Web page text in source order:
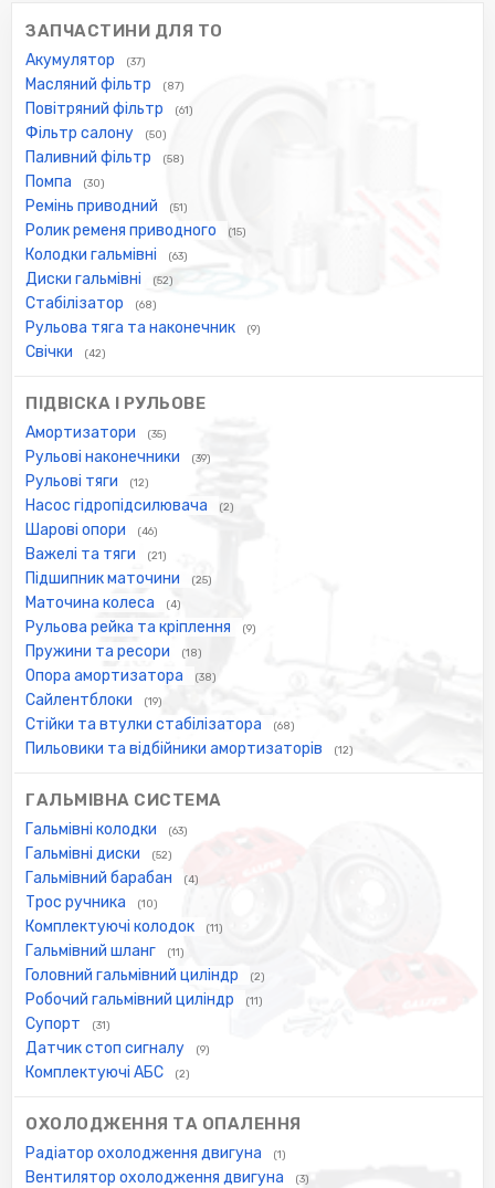
ЗАПЧАСТИНИ ДЛЯ ТО
Акумулятор (37)
Масляний фільтр (87)
Повітряний фільтр (61)
Фільтр салону (50)
Паливний фільтр (58)
Помпа (30)
Ремінь приводний (51)
Ролик ременя приводного (15)
Колодки гальмівні (63)
Диски гальмівні (52)
Стабілізатор (68)
Рульова тяга та наконечник (9)
Свічки (42)
ПІДВІСКА І РУЛЬОВЕ
Амортизатори (35)
Рульові наконечники (39)
Рульові тяги (12)
Насос гідропідсилювача (2)
Шарові опори (46)
Важелі та тяги (21)
Підшипник маточини (25)
Маточина колеса (4)
Рульова рейка та кріплення (9)
Пружини та ресори (18)
Опора амортизатора (38)
Сайлентблоки (19)
Стійки та втулки стабілізатора (68)
Пильовики та відбійники амортизаторів (12)
ГАЛЬМІВНА СИСТЕМА
Гальмівні колодки (63)
Гальмівні диски (52)
Гальмівний барабан (4)
Трос ручника (10)
Комплектуючі колодок (11)
Гальмівний шланг (11)
Головний гальмівний циліндр (2)
Робочий гальмівний циліндр (11)
Супорт (31)
Датчик стоп сигналу (9)
Комплектуючі АБС (2)
ОХОЛОДЖЕННЯ ТА ОПАЛЕННЯ
Радіатор охолодження двигуна (1)
Вентилятор охолодження двигуна (3)